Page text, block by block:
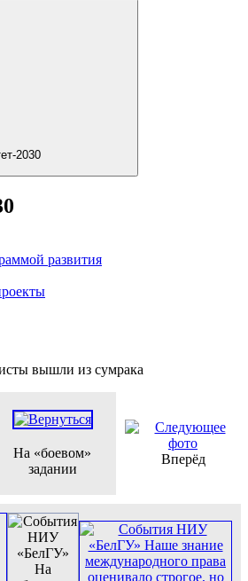
2030
развития
вышли из сумрака
На «боевом»
задании
Вперёд